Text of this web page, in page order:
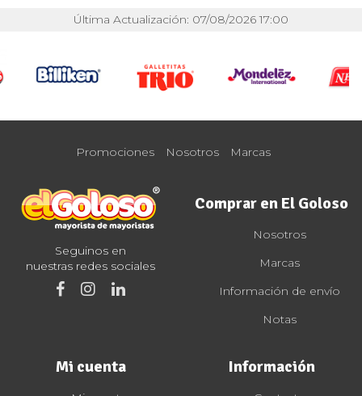
Última Actualización: 07/08/2026 17:00
Promociones Nosotros Marcas
Seguinos en
nuestras redes sociales
Comprar en El Goloso
Nosotros
Marcas
Información de envío
Notas
Mi cuenta Información